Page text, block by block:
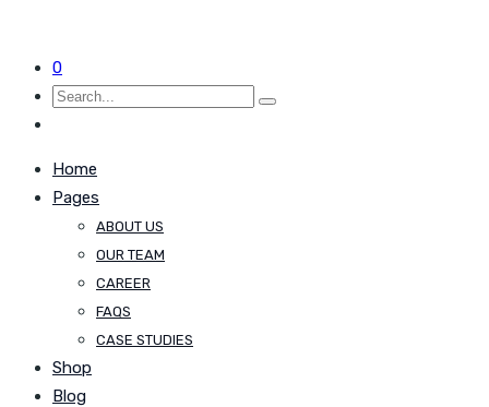
0
Home
Pages
ABOUT US
OUR TEAM
CAREER
FAQS
CASE STUDIES
Shop
Blog